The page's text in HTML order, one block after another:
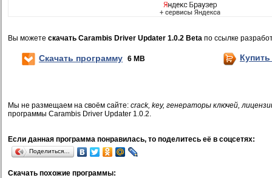
Вы можете скачать Carambis Driver Updater 1.0.2 Beta по ссылке
Скачать программу 6 MB
Мы не размещаем на своём сайте: crack, key, генераторы ключей,
программы Carambis Driver Updater 1.0.2.
Если данная программа понравилась, то поделитесь её в соцсетях:
Поделиться…
Скачать похожие программы: